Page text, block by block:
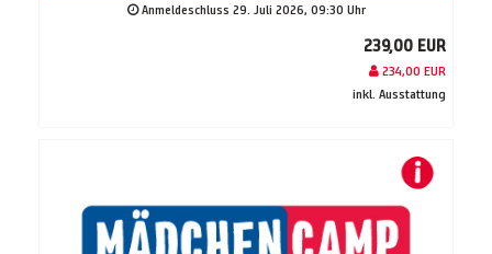
Anmeldeschluss 29. Juli 2026, 09:30 Uhr
239,00 EUR
234,00 EUR
inkl. Ausstattung